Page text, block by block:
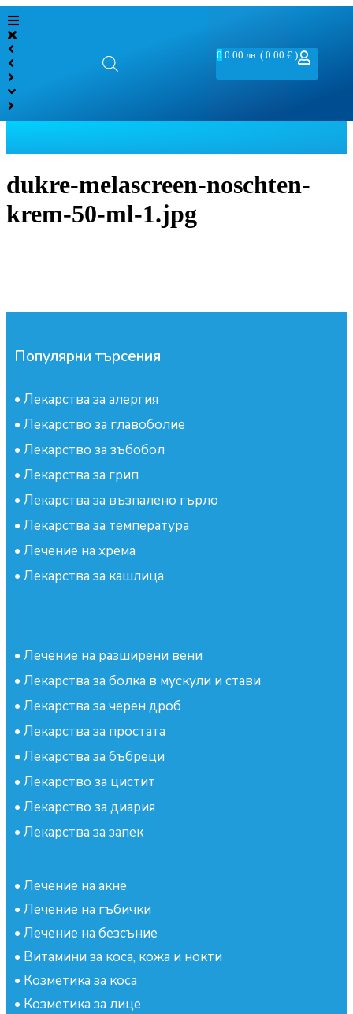
0 0.00лв. ( 0.00 € )
dukre-melascreen-noschten-
krem-50-ml-1.jpg
Популярни търсения
• Лекарства за алергия
• Лекарство за главоболие
• Лекарство за зъбобол
• Лекарства за грип
• Лекарства за възпалено гърло
• Лекарства за температура
• Лечение на хрема
• Лекарства за кашлица
• Лечение на разширени вени
• Лекарства за болка в мускули и стави
• Лекарства за черен дроб
• Лекарства за простата
• Лекарства за бъбреци
• Лекарство за цистит
• Лекарство за диария
• Лекарства за запек
• Лечение на акне
• Лечение на гъбички
• Лечение на безсъние
• Витамини за коса, кожа и нокти
• Козметика за коса
• Козметика за лице